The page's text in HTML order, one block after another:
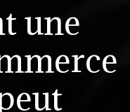
une